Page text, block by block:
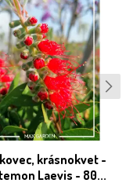
krásnokvet -
Laevis - 80...